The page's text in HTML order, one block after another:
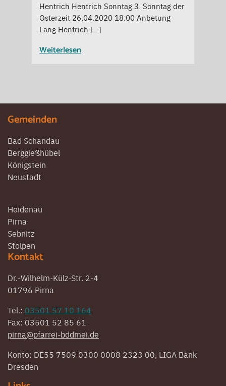
Hentrich Hentrich Sonntag 3. Sonntag der
Osterzeit 26.04.2020 18:00 Anbetung
Lang Hentrich […]
Weiterlesen
Gemeinden
Bad Schandau
Berggießhübel
Königstein
Neustadt
Heidenau
Pirna
Sebnitz
Stolpen
Kontakt
Dr.-Wilhelm-Külz-Str. 2-4
01796 Pirna
Tel.: 03501 57 10 164
Fax: 03501 52 85 61
pirna@pfarrei-bddmei.de
Konto: DE55 7509 0300 0008 2323 00, LIGA Bank
Dresden